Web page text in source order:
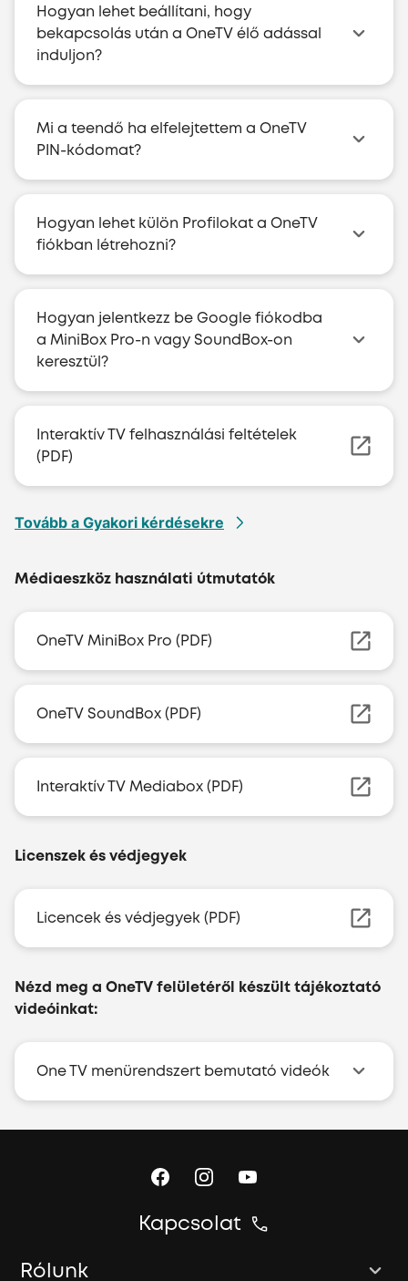
Hogyan lehet beállítani, hogy
bekapcsolás után a OneTV élő adással
induljon?
Mi a teendő ha elfelejtettem a OneTV
PIN-kódomat?
Hogyan lehet külön Profilokat a OneTV
fiókban létrehozni?
Hogyan jelentkezz be Google fiókodba
a MiniBox Pro-n vagy SoundBox-on
keresztül?
Interaktív TV felhasználási feltételek
(PDF)
Tovább a Gyakori kérdésekre
Médiaeszköz használati útmutatók
OneTV MiniBox Pro (PDF)
OneTV SoundBox (PDF)
Interaktív TV Mediabox (PDF)
Licenszek és védjegyek
Licencek és védjegyek (PDF)
Nézd meg a OneTV felületéről készült tájékoztató
videóinkat:
One TV menürendszert bemutató videók
Kapcsolat
Rólunk